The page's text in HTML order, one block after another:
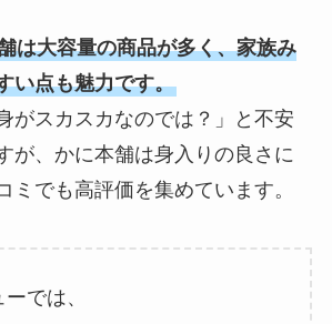
は大容量の商品が多く、家族み
い点も魅力です。
がスカスカなのでは？」と不安
が、かに本舗は身入りの良さに
ミでも高評価を集めています。
では、